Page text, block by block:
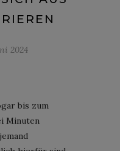
2024
bis zum
Minuten